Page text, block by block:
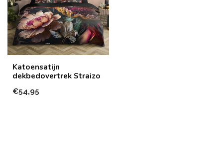
Katoensatijn
dekbedovertrek Straizo
€54,95